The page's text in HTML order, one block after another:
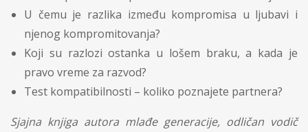
U čemu je razlika između kompromisa u ljubavi i
njenog kompromitovanja?
Koji su razlozi ostanka u lošem braku, a kada je
pravo vreme za razvod?
Test kompatibilnosti – koliko poznajete partnera?
Sjajna knjiga autora mlađe generacije, odličan vodič